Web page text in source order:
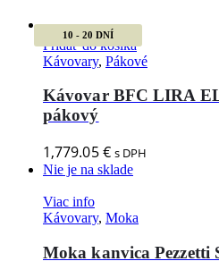
10 - 20 DNÍ
Pridať do košíka
Kávovary, Pákové
Kávovar BFC LIRA
pákový
1,779.05€ s DPH
Nie je na sklade
Viac info
Kávovary, Moka
Moka kanvica Pezzetti